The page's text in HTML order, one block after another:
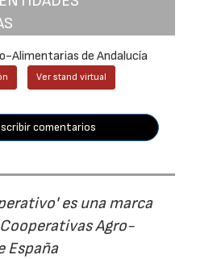
Alimentarias de Andalucía
Ver stand virtual
comentarios
es una marca
Agro-
España